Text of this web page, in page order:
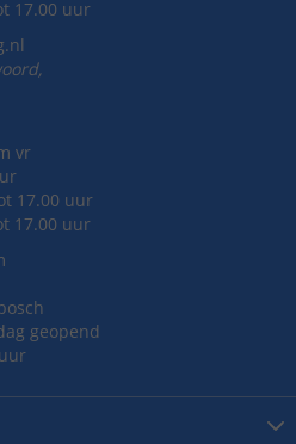
17.00 uur
vr
17.00 uur
17.00 uur
geopend